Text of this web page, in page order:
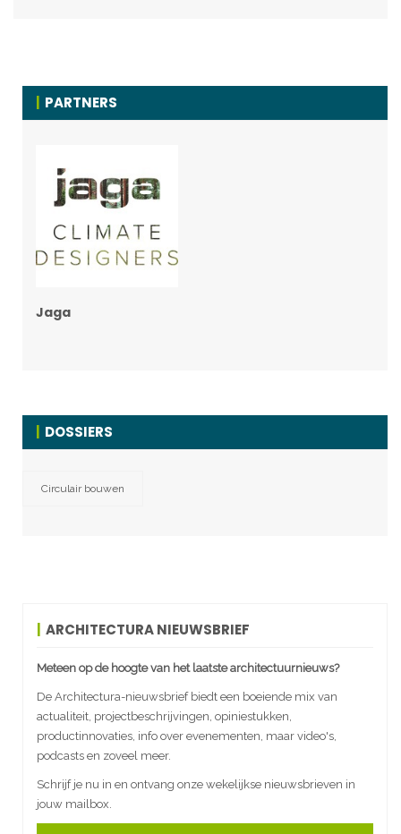
PARTNERS
Jaga
DOSSIERS
Circulair bouwen
ARCHITECTURA NIEUWSBRIEF
Meteen op de hoogte van het laatste architectuurnieuws?
De Architectura-nieuwsbrief biedt een boeiende mix van
actualiteit, projectbeschrijvingen, opiniestukken,
productinnovaties, info over evenementen, maar video's,
podcasts en zoveel meer.
Schrijf je nu in en ontvang onze wekelijkse nieuwsbrieven in
jouw mailbox.